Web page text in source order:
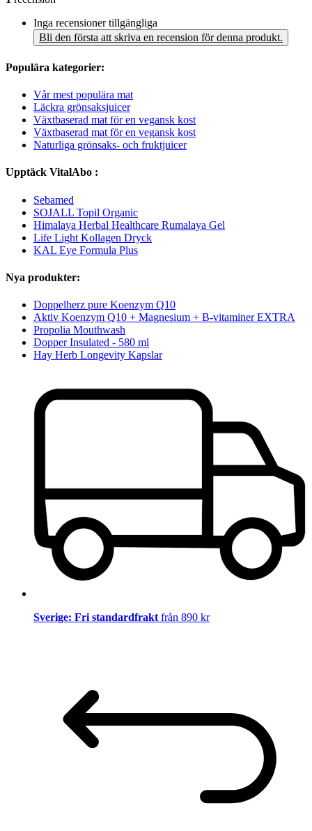
Inga recensioner tillgängliga
Bli den första att skriva en recension för denna produkt.
Populära kategorier:
Vår mest populära mat
Läckra grönsaksjuicer
Växtbaserad mat för en vegansk kost
Växtbaserad mat för en vegansk kost
Naturliga grönsaks- och fruktjuicer
Upptäck VitalAbo :
Sebamed
SOJALL Topil Organic
Himalaya Herbal Healthcare Rumalaya Gel
Life Light Kollagen Dryck
KAL Eye Formula Plus
Nya produkter:
Doppelherz pure Koenzym Q10
Aktiv Koenzym Q10 + Magnesium + B-vitaminer EXTRA
Propolia Mouthwash
Dopper Insulated - 580 ml
Hay Herb Longevity Kapslar
Sverige: Fri standardfrakt från 890 kr